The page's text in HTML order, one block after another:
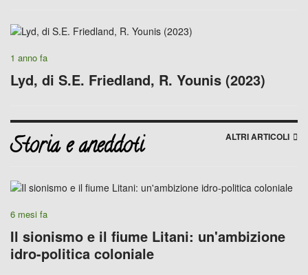
1 anno fa
Lyd, di S.E. Friedland, R. Younis (2023)
Storia e aneddoti ALTRI ARTICOLI
6 mesi fa
Il sionismo e il fiume Litani: un'ambizione
idro-politica coloniale